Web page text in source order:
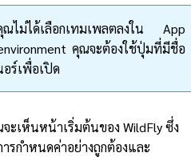
ม่ได้เลือกเทมเพลตลงใน App
คุณจะต้องใช้ปุ่มที่มีชื่อ
ร์เพื่อเปิด
ะเห็นหน้าเริ่มต้นของ WildFly ซึ่ง
รกำหนดค่าอย่างถูกต้องและ